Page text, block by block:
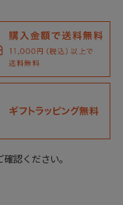
認ください。